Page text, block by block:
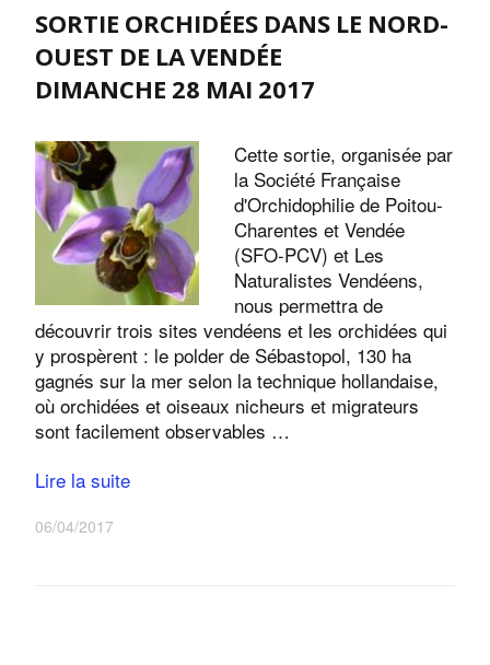
SORTIE ORCHIDÉES DANS LE NORD-
OUEST DE LA VENDÉE
DIMANCHE 28 MAI 2017
Cette sortie, organisée par
la Société Française
d'Orchidophilie de Poitou-
Charentes et Vendée
(SFO-PCV) et Les
Naturalistes Vendéens,
nous permettra de
découvrir trois sites vendéens et les orchidées qui
y prospèrent : le polder de Sébastopol, 130 ha
gagnés sur la mer selon la technique hollandaise,
où orchidées et oiseaux nicheurs et migrateurs
sont facilement observables …
Lire la suite
06/04/2017